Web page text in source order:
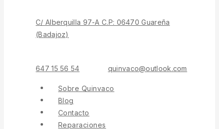
C/ Alberquilla 97-A C.P: 06470 Guareña
(Badajoz)
647 15 56 54 quinvaco@outlook.com
Sobre Quinvaco
Blog
Contacto
Reparaciones